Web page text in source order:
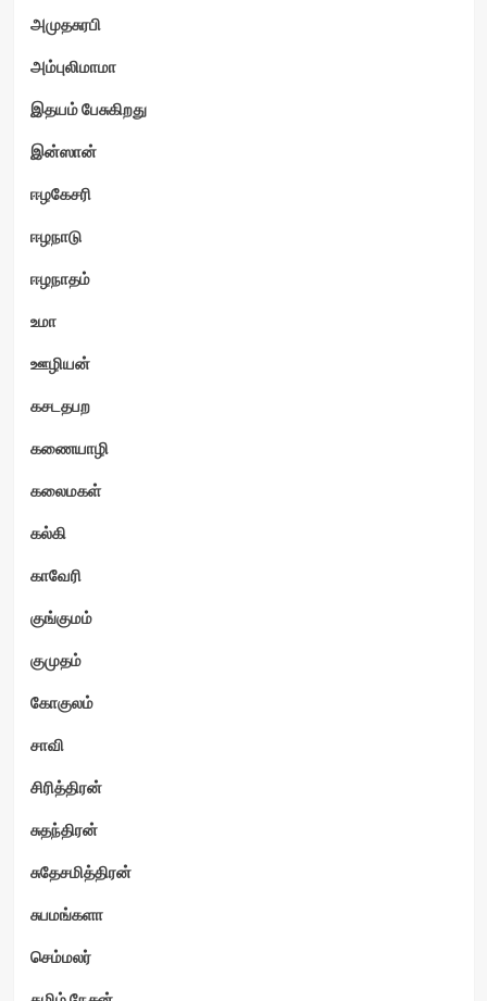
அமுதசுரபி
அம்புலிமாமா
இதயம் பேசுகிறது
இன்ஸான்
ஈழகேசரி
ஈழநாடு
ஈழநாதம்
உமா
ஊழியன்
கசடதபற
கணையாழி
கலைமகள்
கல்கி
காவேரி
குங்குமம்
குமுதம்
கோகுலம்
சாவி
சிரித்திரன்
சுதந்திரன்
சுதேசமித்திரன்
சுபமங்களா
செம்மலர்